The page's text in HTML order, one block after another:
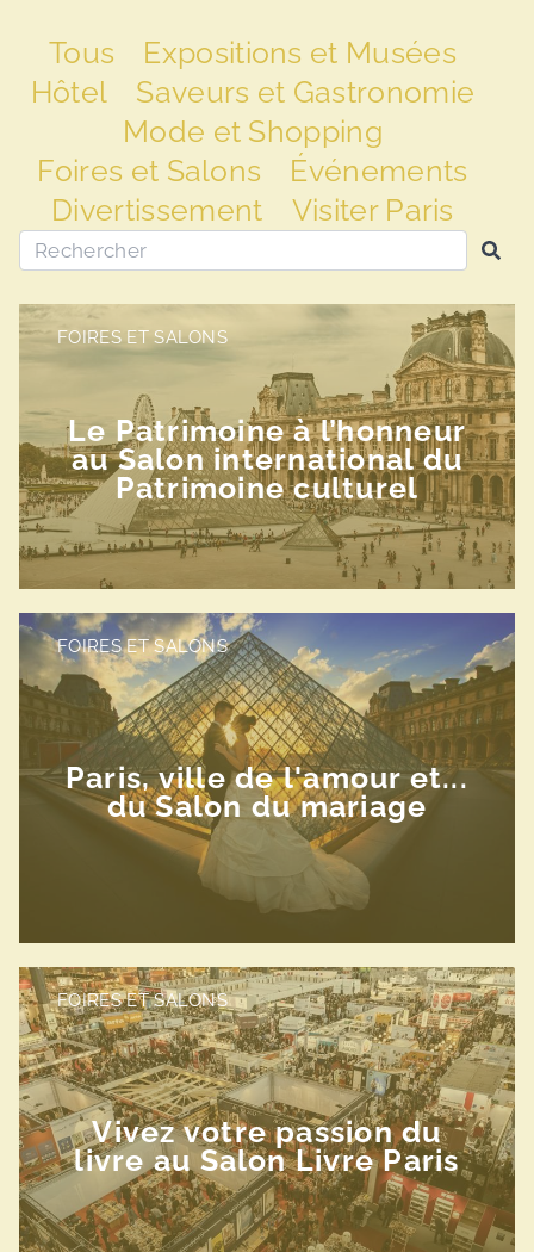
Tous
Expositions et Musées
Hôtel
Saveurs et Gastronomie
Mode et Shopping
Foires et Salons
Événements
Divertissement
Visiter Paris
FOIRES ET SALONS
Le Patrimoine à l’honneur
au Salon international du
Patrimoine culturel
FOIRES ET SALONS
Paris, ville de l'amour et...
du Salon du mariage
FOIRES ET SALONS
Vivez votre passion du
livre au Salon Livre Paris